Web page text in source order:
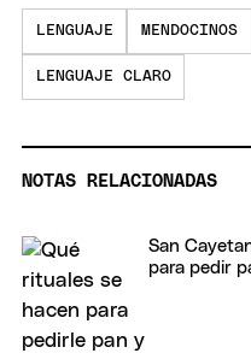
LENGUAJE MENDOCINOS
LENGUAJE CLARO
NOTAS RELACIONADAS
San
para pedir